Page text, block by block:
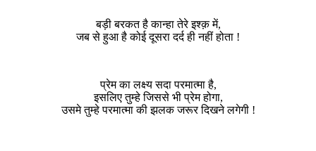
बड़ी बरकत है कान्हा तेरे इश्क़ में,
जब से हुआ है कोई दूसरा दर्द ही नहीं होता !
प्रेम का लक्ष्य सदा परमात्मा है,
इसलिए तुम्हे जिससे भी प्रेम होगा,
उसमे तुम्हे परमात्मा की झलक जरूर दिखने लगेगी !